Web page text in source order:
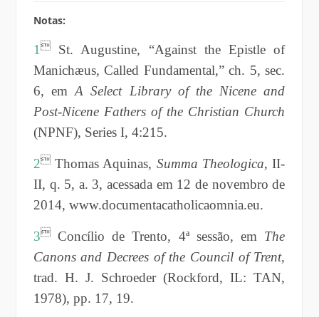
Notas:
1 St. Augustine, “Against the Epistle of
Manichæus, Called Fundamental,” ch. 5, sec.
6, emA Select Library of the Nicene and
Post-Nicene Fathers of the Christian Church
(NPNF), Series I, 4:215.
2Thomas Aquinas, Summa Theologica, II-
II, q. 5, a. 3, acessada em 12 de novembro de
2014, www.documentacatholicaomnia.eu.
3Concílio de Trento, 4ª sessão, em The
Canons and Decrees of the Council of Trent,
trad. H. J. Schroeder (Rockford, IL: TAN,
1978), pp. 17, 19.